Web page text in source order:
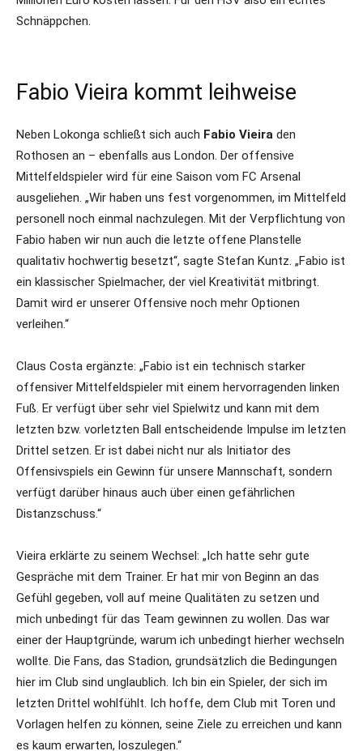
Schnäppchen.
Fabio Vieira kommt leihweise
Neben Lokonga schließt sich auch Fabio Vieira den
Rothosen an – ebenfalls aus London. Der offensive
Mittelfeldspieler wird für eine Saison vom FC Arsenal
ausgeliehen. „Wir haben uns fest vorgenommen, im Mittelfeld
personell noch einmal nachzulegen. Mit der Verpflichtung von
Fabio haben wir nun auch die letzte offene Planstelle
qualitativ hochwertig besetzt“, sagte Stefan Kuntz. „Fabio ist
ein klassischer Spielmacher, der viel Kreativität mitbringt.
Damit wird er unserer Offensive noch mehr Optionen
verleihen.“
Claus Costa ergänzte: „Fabio ist ein technisch starker
offensiver Mittelfeldspieler mit einem hervorragenden linken
Fuß. Er verfügt über sehr viel Spielwitz und kann mit dem
letzten bzw. vorletzten Ball entscheidende Impulse im letzten
Drittel setzen. Er ist dabei nicht nur als Initiator des
Offensivspiels ein Gewinn für unsere Mannschaft, sondern
verfügt darüber hinaus auch über einen gefährlichen
Distanzschuss.“
Vieira erklärte zu seinem Wechsel: „Ich hatte sehr gute
Gespräche mit dem Trainer. Er hat mir von Beginn an das
Gefühl gegeben, voll auf meine Qualitäten zu setzen und
mich unbedingt für das Team gewinnen zu wollen. Das war
einer der Hauptgründe, warum ich unbedingt hierher wechseln
wollte. Die Fans, das Stadion, grundsätzlich die Bedingungen
hier im Club sind unglaublich. Ich bin ein Spieler, der sich im
letzten Drittel wohlfühlt. Ich hoffe, dem Club mit Toren und
Vorlagen helfen zu können, seine Ziele zu erreichen und kann
es kaum erwarten, loszulegen.“